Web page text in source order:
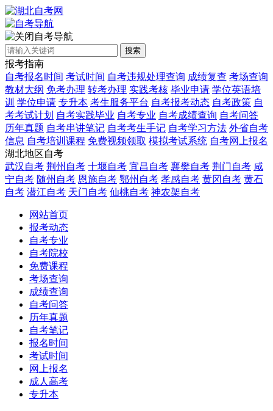
自考导航
搜索
报考指南
自考报名时间 考试时间 自考违规处理查询 成绩复查 考场查询
教材大纲 免考办理 转考办理 实践考核 毕业申请 学位英语培
训 学位申请 专升本 考生服务平台 自考报考动态 自考政策 自
考考试计划 自考实践毕业 自考专业 自考成绩查询 自考问答
历年真题 自考串讲笔记 自考考生手记 自考学习方法 外省自考
信息 自考培训课程 免费视频领取 模拟考试系统 自考网上报名
湖北地区自考
武汉自考 荆州自考 十堰自考 宜昌自考 襄樊自考 荆门自考 咸
宁自考 随州自考 恩施自考 鄂州自考 孝感自考 黄冈自考 黄石
自考 潜江自考 天门自考 仙桃自考 神农架自考
网站首页
报考动态
自考专业
自考院校
免费课程
考场查询
成绩查询
自考问答
历年真题
自考笔记
报名时间
考试时间
网上报名
成人高考
专升本